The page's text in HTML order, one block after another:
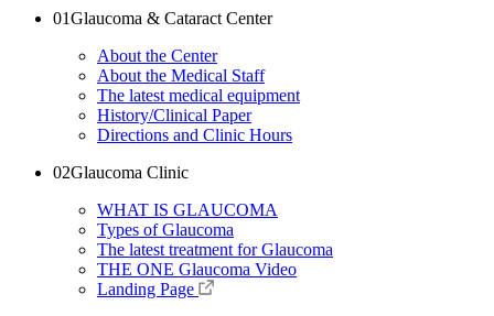
01Glaucoma & Cataract Center
About the Center
About the Medical Staff
The latest medical equipment
History/Clinical Paper
Directions and Clinic Hours
02Glaucoma Clinic
WHAT IS GLAUCOMA
Types of Glaucoma
The latest treatment for Glaucoma
THE ONE Glaucoma Video
Landing Page